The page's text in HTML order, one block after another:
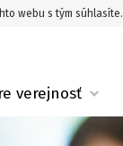
webu s tým súhlasíte.
verejnosť